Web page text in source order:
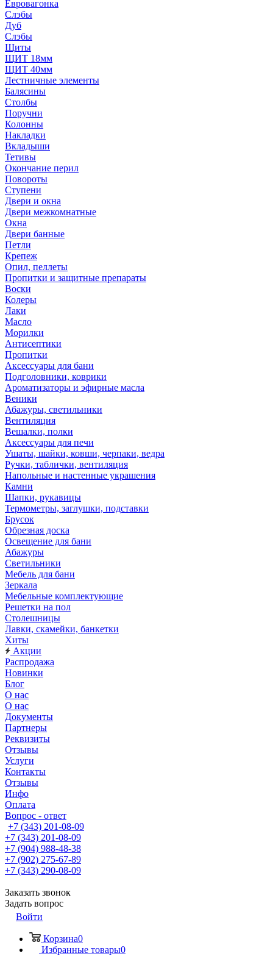
Евровагонка
Слэбы
Дуб
Слэбы
Щиты
ЩИТ 18мм
ЩИТ 40мм
Лестничные элементы
Балясины
Столбы
Поручни
Колонны
Накладки
Вкладыши
Тетивы
Окончание перил
Повороты
Ступени
Двери и окна
Двери межкомнатные
Окна
Двери банные
Петли
Крепеж
Опил, пеллеты
Пропитки и защитные препараты
Воски
Колеры
Лаки
Масло
Морилки
Антисептики
Пропитки
Аксессуары для бани
Подголовники, коврики
Ароматизаторы и эфирные масла
Веники
Абажуры, светильники
Вентиляция
Вешалки, полки
Аксессуары для печи
Ушаты, шайки, ковши, черпаки, ведра
Ручки, таблички, вентиляция
Напольные и настенные украшения
Камни
Шапки, рукавицы
Термометры, заглушки, подставки
Брусок
Обрезная доска
Освещение для бани
Абажуры
Светильники
Мебель для бани
Зеркала
Мебельные комплектующие
Решетки на пол
Столешницы
Лавки, скамейки, банкетки
Хиты
Акции
Распродажа
Новинки
Блог
О нас
О нас
Документы
Партнеры
Реквизиты
Отзывы
Услуги
Контакты
Отзывы
Инфо
Оплата
Вопрос - ответ
+7 (343) 201-08-09
+7 (343) 201-08-09
+7 (904) 988-48-38
+7 (902) 275-67-89
+7 (343) 290-08-09
Заказать звонок
Задать вопрос
Войти
Корзина0
Избранные товары0